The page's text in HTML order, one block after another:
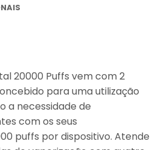
20000 Puffs vem com 2
para uma utilização
a necessidade de
com os seus
puffs por dispositivo. Atende